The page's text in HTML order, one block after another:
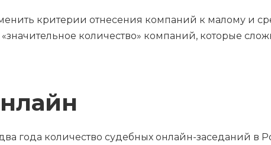
критерии отнесения компаний к малому и
количество» компаний, которые
года количество судебных онлайн-заседаний в